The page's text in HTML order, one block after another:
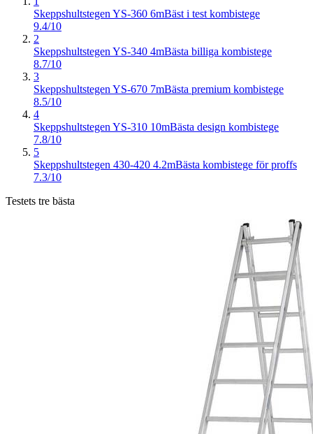
Skeppshultstegen YS-360 6mBäst i test kombistege
9.4/10
2
Skeppshultstegen YS-340 4mBästa billiga kombistege
8.7/10
3
Skeppshultstegen YS-670 7mBästa premium kombistege
8.5/10
4
Skeppshultstegen YS-310 10mBästa design kombistege
7.8/10
5
Skeppshultstegen 430-420 4.2mBästa kombistege för proffs
7.3/10
Testets tre bästa